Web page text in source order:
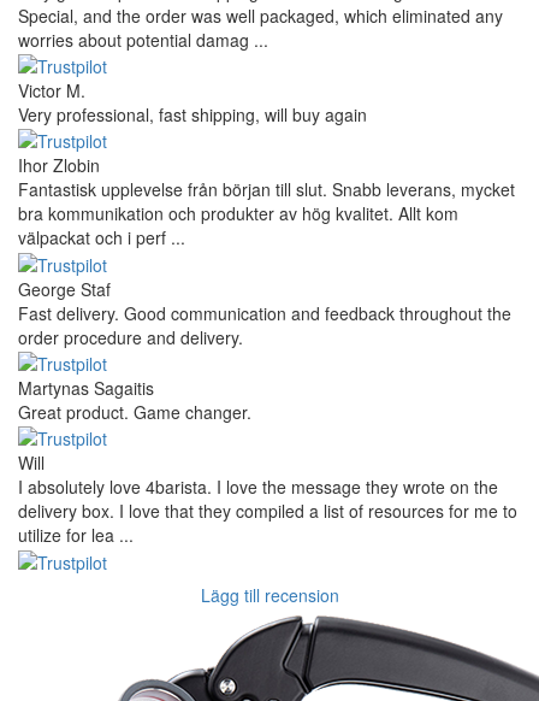
Special, and the order was well packaged, which eliminated any
worries about potential damag ...
Victor M.
Very professional, fast shipping, will buy again
Ihor Zlobin
Fantastisk upplevelse från början till slut. Snabb leverans, mycket
bra kommunikation och produkter av hög kvalitet. Allt kom
välpackat och i perf ...
George Staf
Fast delivery. Good communication and feedback throughout the
order procedure and delivery.
Martynas Sagaitis
Great product. Game changer.
Will
I absolutely love 4barista. I love the message they wrote on the
delivery box. I love that they compiled a list of resources for me to
utilize for lea ...
Lägg till recension